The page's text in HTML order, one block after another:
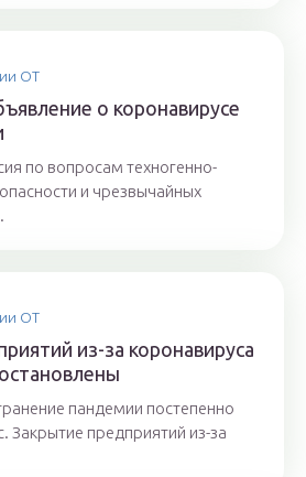
ОТ
о коронавирусе
по вопросам техногенно-
и чрезвычайных
ОТ
из-за коронавируса
пандемии постепенно
Закрытие предприятий из-за